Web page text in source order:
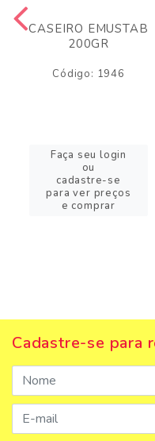
CASEIRO EMUSTAB
200GR
Código: 1946
Faça seu login
ou
cadastre-se
para ver preços
e comprar
Cadastre-se para